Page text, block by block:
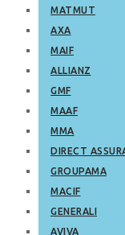
MATMUT
AXA
MAIF
ALLIANZ
GMF
MAAF
MMA
DIRECT
GROUPAMA
MACIF
GENERALI
AVIVA